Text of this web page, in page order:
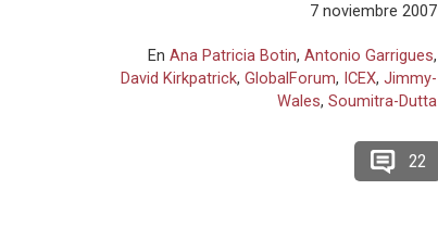
7 noviembre 2007
EnAna Patricia Boti­n,Antonio Garrigues,
David Kirkpatrick,GlobalForum, ICEX,Jimmy-
Wales,Soumitra-Dutta
22